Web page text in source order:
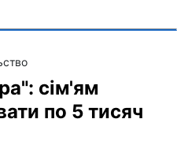
сім'ям
по 5 тисяч